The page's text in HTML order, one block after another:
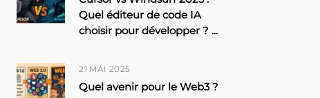
Quel éditeur de code IA
choisir pour développer ? ...
21 MAI 2025
Quel avenir pour le Web3 ?